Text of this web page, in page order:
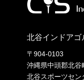
北谷インドアゴ
〒904-0103
沖縄県中頭郡北谷
北谷スポーツセン